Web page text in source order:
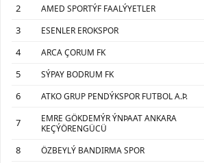
2
AMED SPORTÝF FAALÝYETLER
3
ESENLER EROKSPOR
4
ARCA ÇORUM FK
5
SÝPAY BODRUM FK
6
ATKO GRUP PENDÝKSPOR FUTBOL A.Þ.
7
EMRE GÖKDEMÝR ÝNÞAAT ANKARA
KEÇÝÖRENGÜCÜ
8 ÖZBEYLÝ BANDIRMA SPOR